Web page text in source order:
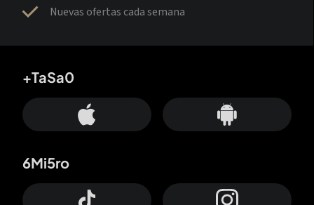
Nuevas ofertas cada semana
+TaSa0
6Mi5ro